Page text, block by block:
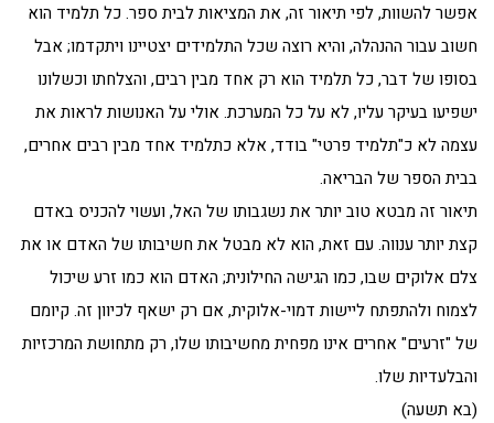
אפשר להשוות, לפי תיאור זה, את המציאות לבית ספר. כל תלמיד הוא
חשוב עבור ההנהלה, והיא רוצה שכל התלמידים יצטיינו ויתקדמו; אבל
בסופו של דבר, כל תלמיד הוא רק אחד מבין רבים, והצלחתו וכשלונו
ישפיעו בעיקר עליו, לא על כל המערכת. אולי על האנושות לראות את
עצמה לא כ"תלמיד פרטי" בודד, אלא כתלמיד אחד מבין רבים אחרים,
בבית הספר של הבריאה.
תיאור זה מבטא טוב יותר את נשגבותו של האל, ועשוי להכניס באדם
קצת יותר ענווה. עם זאת, הוא לא מבטל את חשיבותו של האדם או את
צלם אלוקים שבו, כמו הגישה החילונית; האדם הוא כמו זרע שיכול
לצמוח ולהתפתח ליישות דמוי-אלוקית, אם רק ישאף לכיוון זה. קיומם
של "זרעים" אחרים אינו מפחית מחשיבותו שלו, רק מתחושת המרכזיות
והבלעדיות שלו.
(בא תשעה)